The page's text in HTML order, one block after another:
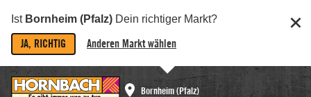
Ist Bornheim (Pfalz) Dein richtiger Markt?
JA, RICHTIG Anderen Markt wählen
Bornheim (Pfalz)